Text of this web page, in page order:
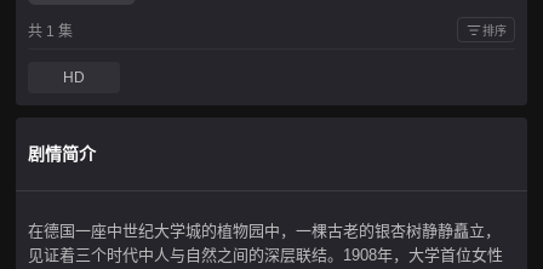
共 1 集 排序
HD
剧情简介
在德国一座中世纪大学城的植物园中，一棵古老的银杏树静静矗立，
见证着三个时代中人与自然之间的深层联结。1908年，大学首位女性